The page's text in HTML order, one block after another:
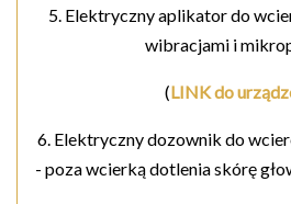
5. Elektryczny aplikator do
wibracjami i
(LINK do
6. Elektryczny dozownik do
- poza wcierką dotlenia skórę